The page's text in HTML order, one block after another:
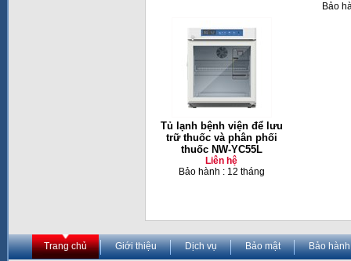
Bảo
Tủ lạnh bệnh viện để lưu
trữ thuốc và phân phối
thuốc NW-YC55L
Liên hệ
Bảo hành : 12 tháng
Trang chủ Giới thiệu Dịch vụ Bảo mật Bảo hành